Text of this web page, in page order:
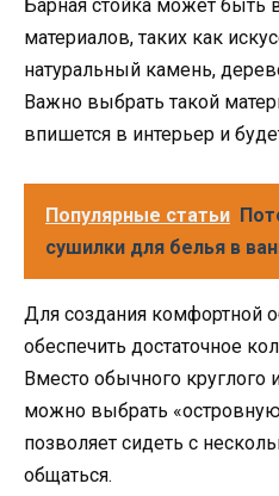
Барная стойка может быть
материалов, таких как
натуральный камень,
Важно выбрать такой
впишется в интерьер и
Популярные статьи
сушилки для белья в
Для создания комфортной
обеспечить достаточное
Вместо обычного круглого
можно выбрать
позволяет сидеть с
общаться.